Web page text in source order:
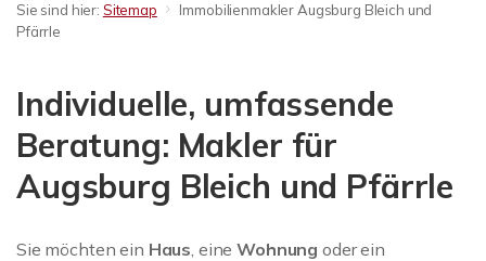
Sie sind hier: Sitemap
Immobilienmakler Augsburg Bleich und
Pfärrle
Individuelle, umfassende
Beratung: Makler für
Augsburg Bleich und Pfärrle
Sie möchten ein Haus, eineWohnung oder ein